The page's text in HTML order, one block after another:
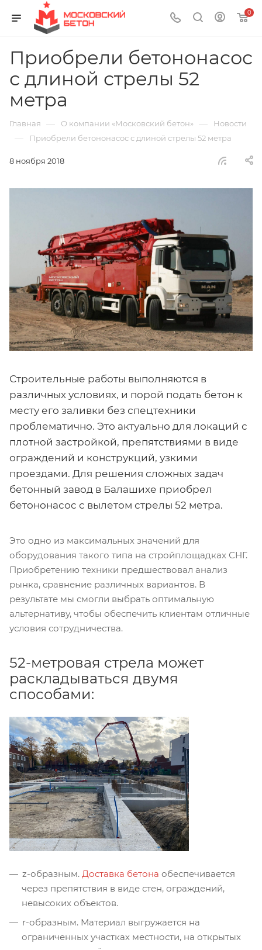
0
Приобрели бетононасос
с длиной стрелы 52
метра
Главная — О компании «Московский бетон» — Новости
— Приобрели бетононасос с длиной стрелы 52 метра
8 ноября 2018
Строительные работы выполняются в
различных условиях, и порой подать бетон к
месту его заливки без спецтехники
проблематично. Это актуально для локаций с
плотной застройкой, препятствиями в виде
ограждений и конструкций, узкими
проездами. Для решения сложных задач
бетонный завод в Балашихе приобрел
бетононасос с вылетом стрелы 52 метра.
Это одно из максимальных значений для
оборудования такого типа на стройплощадках СНГ.
Приобретению техники предшествовал анализ
рынка, сравнение различных вариантов. В
результате мы смогли выбрать оптимальную
альтернативу, чтобы обеспечить клиентам отличные
условия сотрудничества.
52-метровая стрела может
раскладываться двумя
способами:
z-образным. Доставка бетона обеспечивается
через препятствия в виде стен, ограждений,
невысоких объектов.
r-образным. Материал выгружается на
ограниченных участках местности, на открытых